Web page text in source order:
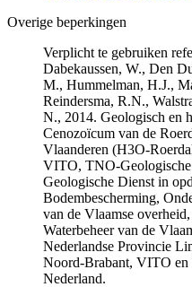
Overige beperkingen
Verplicht te gebruiken
Dabekaussen, W., Den
M., Hummelman, H.J.,
Reindersma, R.N.,
N., 2014. Geologisch en
Cenozoïcum van de
Vlaanderen (H3O-
VITO, TNO-Geologische
Geologische Dienst in
Bodembescherming,
van de Vlaamse
Waterbeheer van de
Nederlandse Provincie
Noord-Brabant, VITO
Nederland.